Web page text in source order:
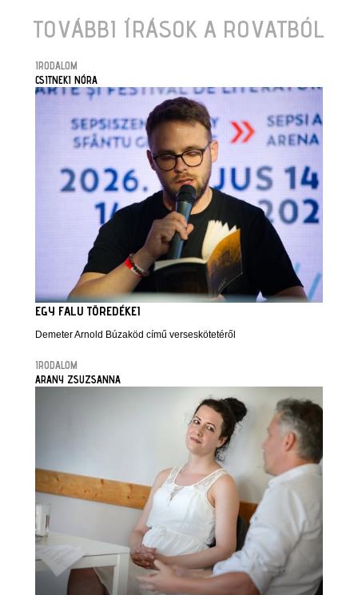
TOVÁBBI ÍRÁSOK A ROVATBÓL
IRODALOM
CSITNEKI NÓRA
EGY FALU TÖREDÉKEI
Demeter Arnold Búzaköd című verseskötetéről
IRODALOM
ARANY ZSUZSANNA